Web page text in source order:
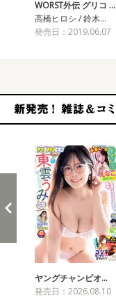
WORST外伝 グリコ …
高橋ヒロシ / 鈴木…
発売日：2019.06.07
ヤングチャンピオ…
発売日：2026.08.10